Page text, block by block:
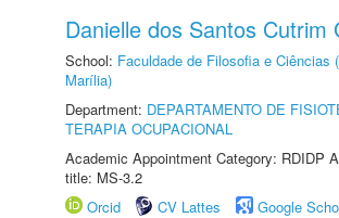
Danielle dos Santos Cutrim
School: Faculdade de Filosofia e Ciências
Marília)
Department: DEPARTAMENTO DE
TERAPIA OCUPACIONAL
Academic Appointment Category: RDIDP
title: MS-3.2
Orcid
CV Lattes
Google